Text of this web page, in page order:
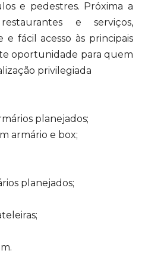
e pedestres. Próxima a
e serviços,
fácil acesso às principais
oportunidade para quem
privilegiada
planejados;
armário e box;
planejados;